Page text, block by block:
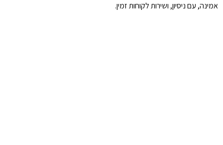
אמינה, עם ניסיון, ושירות לקוחות זמין.